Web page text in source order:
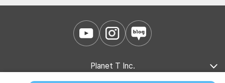
Planet T Inc.